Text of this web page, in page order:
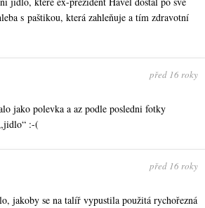
s paštikou, která zahleňuje a tím zdravotní
před 16 roky
jako polevka a az podle posledni fotky
:-(
před 16 roky
jakoby se na talíř vypustila použitá rychořezná